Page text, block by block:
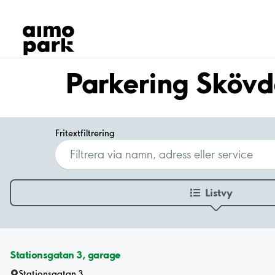
Hitta parkering
Samarbete
Kundservice
Om Aimo Park
Parkering
Fritextfiltrering
Listvy
Stationsgatan 3, garage